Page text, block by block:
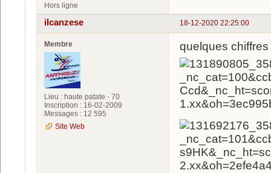
Hors ligne
18-12-2020 22:25:00
ilcanzese
Membre
Lieu : haute patate - 70
Inscription : 16-02-2009
Messages : 12 595
Site Web
quelques